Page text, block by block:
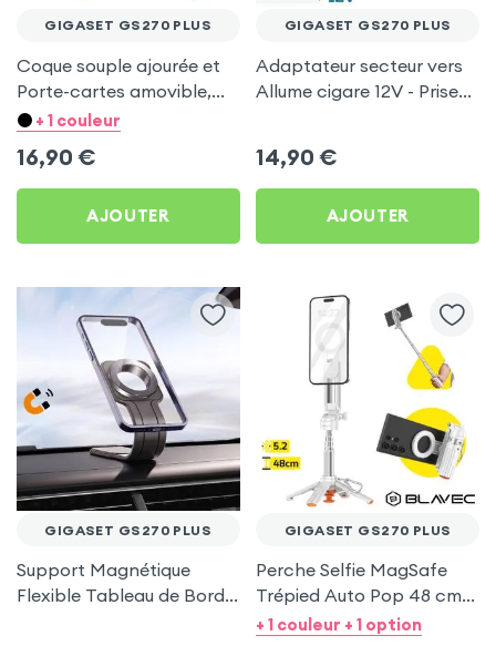
GIGASET GS270 PLUS
Coque souple ajourée et
Porte-cartes amovible,
avec languette
Gigaset GS270 Plus
+ 1 couleur
16,90 €
AJOUTER
GIGASET GS270 PLUS
Adaptateur secteur vers
Allume cigare 12V - Prise
14,90 €
AJOUTER
GIGASET GS270 PLUS
Support Magnétique
Flexible Tableau de Bord
GIGASET GS270 PLUS
Perche Selfie MagSafe
Trépied Auto Pop 48 cm
Blanc pour Gigaset
+ 1 couleur + 1 option